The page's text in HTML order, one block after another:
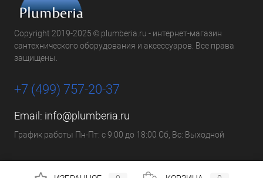
Copyright 2019-2025 © plumberia.ru - интернет-магазин
сантехнического оборудования и аксессуаров. Все права
защищены.
+7 (499) 757-20-37
Email: info@plumberia.ru
График работы Пн-Пт: с 9:00 до 18:00 Сб, Вс: Выходной